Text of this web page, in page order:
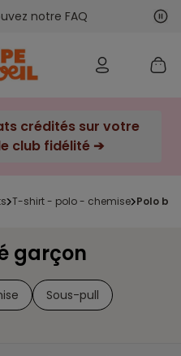
notre FAQ
crédités sur votre
cagnotte avec le club fidélité ➔
t-shirt - polo - chemise polo
garçon
Sous-pull